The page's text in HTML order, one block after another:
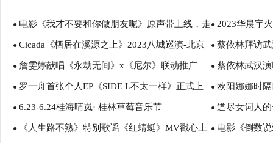
● 电影《我才不要和你做朋友呢》原声带上线，走
进美好青春故事
● 2023华晨宇
报邀请歌迷共
● Cicada《栖居在溪源之上》2023八城巡演-北京
站燃爆一夏
● 蔡依林拜访
引蔡依林落泪
● 詹雯婷献唱《永劫无间》x《尼尔》联动推广
曲 燃烧命运火焰
● 蔡依林武汉
开三万人怪美
● 罗一舟首张个人EP《SIDE L不太一样》正式上
线 诠释自我音乐态度
● 欧阳娜娜时
四大城市曝光
● 6.23-6.24桂海晴岚· 桂林草莓音乐节 ● 道尽女词人
曲制作古风EP
● 《人生路不熟》特别歌谣《红蜻蜓》MV戳心上 ● 电影《倒数